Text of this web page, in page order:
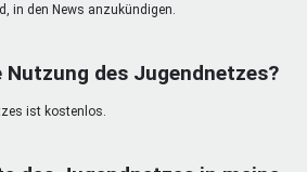
in den News anzukündigen.
des Jugendnetzes?
ist kostenlos.